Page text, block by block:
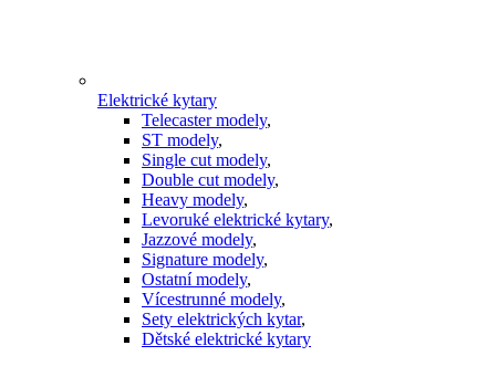
Elektrické kytary
Telecaster modely,
ST modely,
Single cut modely,
Double cut modely,
Heavy modely,
Levoruké elektrické kytary,
Jazzové modely,
Signature modely,
Ostatní modely,
Vícestrunné modely,
Sety elektrických kytar,
Dětské elektrické kytary